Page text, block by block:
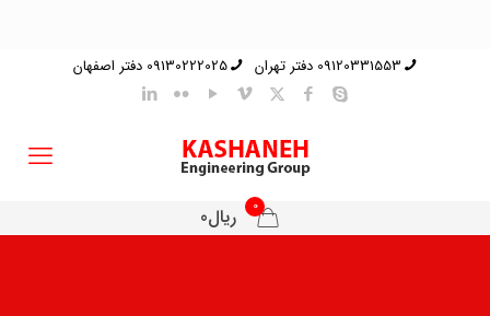
09120331553 دفتر تهران 09130222025 دفتر اصفهان
0 ریال0